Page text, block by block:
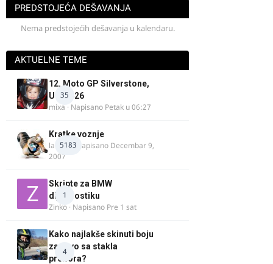
PREDSTOJEĆA DEŠAVANJA
Nema predstojećih dešavanja u kalendaru.
AKTUELNE TEME
35
12. Moto GP Silverstone,
UK, 2026
mixa · Napisano Petak u 06:27
5183
Kratke voznje
lalajko· Napisano Decembar 9,
2007
1
Skripte za BMW
dijagnostiku
Zinko · Napisano Pre 1 sat
4
Kako najlakše skinuti boju
za drvo sa stakla
prozora?